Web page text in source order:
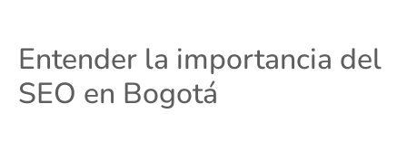
Entender la importancia del
SEO en Bogotá